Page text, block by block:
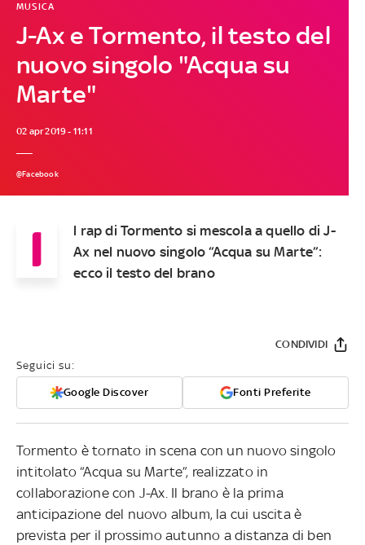
J-Ax e Tormento, il testo del
nuovo singolo "Acqua su
Marte"
MUSICA
02 apr 2019 - 11:11
@Facebook
I
l rap di Tormento si mescola a quello di J-
Ax nel nuovo singolo “Acqua su Marte”:
ecco il testo del brano
Seguici su:
Google Discover Fonti Preferite
CONDIVIDI
Tormento è tornato in scena con un nuovo singolo
intitolato “Acqua su Marte”, realizzato in
collaborazione con J-Ax. Il brano è la prima
anticipazione del nuovo album, la cui uscita è
prevista per il prossimo autunno a distanza di ben